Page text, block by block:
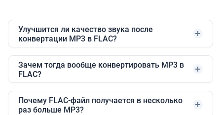
Улучшится ли качество звука после
конвертации MP3 в FLAC?
Зачем тогда вообще конвертировать MP3 в
FLAC?
Почему FLAC-файл получается в несколько
раз больше MP3?